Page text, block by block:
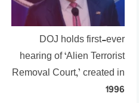
DOJ holds first-ever
hearing of ‘Alien Terrorist
Removal Court,’ created in
1996